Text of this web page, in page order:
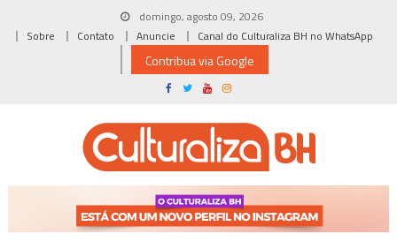
domingo, agosto 09, 2026
Sobre
Contato Anuncie Canal do Culturaliza BH no WhatsApp
Contribua via Google